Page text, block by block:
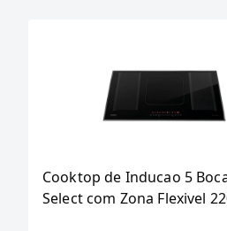
Cooktop de Inducao 5
Select com Zona Flexivel